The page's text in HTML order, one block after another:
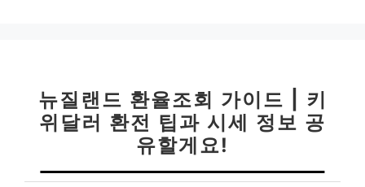
뉴질랜드 환율조회 가이드 | 키
위달러 환전 팁과 시세 정보 공
유할게요!